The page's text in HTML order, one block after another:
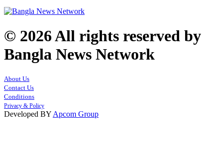
© 2026 All rights reserved by
Bangla News Network
About Us
Contact Us
Conditions
Privacy & Policy
Developed BY Apcom Group